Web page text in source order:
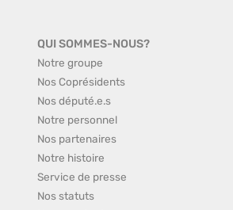
QUI SOMMES-NOUS?
Notre groupe
Nos Coprésidents
Nos député.e.s
Notre personnel
Nos partenaires
Notre histoire
Service de presse
Nos statuts